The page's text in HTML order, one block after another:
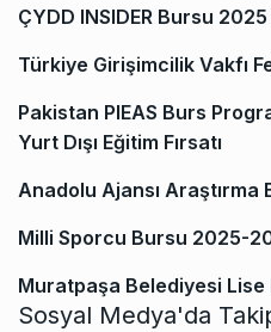
ÇYDD INSIDER Bursu
Türkiye Girişimcilik Vakfı
Pakistan PIEAS Burs
Yurt Dışı Eğitim Fırsatı
Anadolu Ajansı Araştırma
Milli Sporcu Bursu 2025-
Muratpaşa Belediyesi Lise
Sosyal Medya'da